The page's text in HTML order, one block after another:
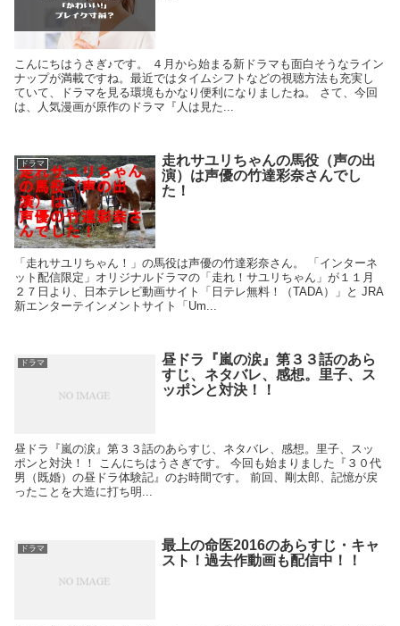
こんにちはうさぎ♪です。 ４月から始まる新ドラマも面白そうなライン
ナップが満載ですね。最近ではタイムシフトなどの視聴方法も充実し
ていて、ドラマを見る環境もかなり便利になりましたね。 さて、今回
は、人気漫画が原作のドラマ『人は見た...
ドラマ
走れサユリちゃんの馬役（声の出
演）は声優の竹達彩奈さんでし
た！
「走れサユリちゃん！」の馬役は声優の竹達彩奈さん。 「インターネ
ット配信限定」オリジナルドラマの「走れ！サユリちゃん」が１１月
２７日より、日本テレビ動画サイト「日テレ無料！（TADA）」と JRA
新エンターテインメントサイト「Um...
ドラマ
昼ドラ『嵐の涙』第３３話のあら
すじ、ネタバレ、感想。里子、ス
ッポンと対決！！
昼ドラ『嵐の涙』第３３話のあらすじ、ネタバレ、感想。里子、スッ
ポンと対決！！ こんにちはうさぎです。 今回も始まりました『３０代
男（既婚）の昼ドラ体験記』のお時間です。 前回、剛太郎、記憶が戻
ったことを大造に打ち明...
ドラマ
最上の命医2016のあらすじ・キャ
スト！過去作動画も配信中！！